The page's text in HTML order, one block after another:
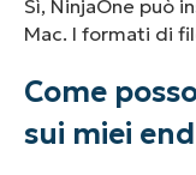
Sì, NinjaOne può
Mac. I formati di
Come
sui miei